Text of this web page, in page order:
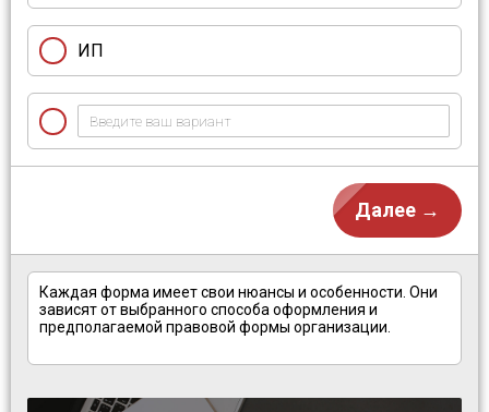
ИП
Далее →
Каждая форма имеет свои нюансы и особенности. Они
зависят от выбранного способа оформления и
предполагаемой правовой формы организации.